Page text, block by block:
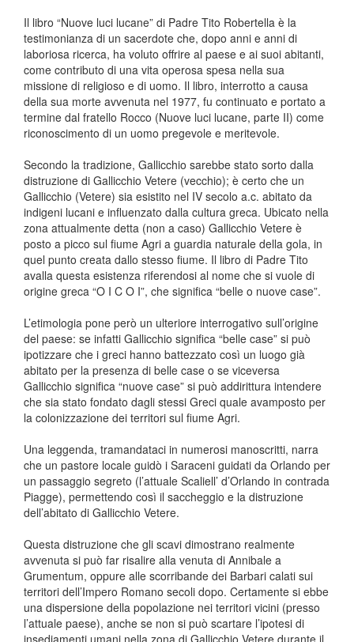
Il libro “Nuove luci lucane” di Padre Tito Robertella è la
testimonianza di un sacerdote che, dopo anni e anni di
laboriosa ricerca, ha voluto offrire al paese e ai suoi abitanti,
come contributo di una vita operosa spesa nella sua
missione di religioso e di uomo. Il libro, interrotto a causa
della sua morte avvenuta nel 1977, fu continuato e portato a
termine dal fratello Rocco (Nuove luci lucane, parte II) come
riconoscimento di un uomo pregevole e meritevole.
Secondo la tradizione, Gallicchio sarebbe stato sorto dalla
distruzione di Gallicchio Vetere (vecchio); è certo che un
Gallicchio (Vetere) sia esistito nel IV secolo a.c. abitato da
indigeni lucani e influenzato dalla cultura greca. Ubicato nella
zona attualmente detta (non a caso) Gallicchio Vetere è
posto a picco sul fiume Agri a guardia naturale della gola, in
quel punto creata dallo stesso fiume. Il libro di Padre Tito
avalla questa esistenza riferendosi al nome che si vuole di
origine greca “O I C O I”, che significa “belle o nuove case”.
L’etimologia pone però un ulteriore interrogativo sull’origine
del paese: se infatti Gallicchio significa “belle case” si può
ipotizzare che i greci hanno battezzato così un luogo già
abitato per la presenza di belle case o se viceversa
Gallicchio significa “nuove case” si può addirittura intendere
che sia stato fondato dagli stessi Greci quale avamposto per
la colonizzazione dei territori sul fiume Agri.
Una leggenda, tramandataci in numerosi manoscritti, narra
che un pastore locale guidò i Saraceni guidati da Orlando per
un passaggio segreto (l’attuale Scaliell’ d’Orlando in contrada
Piagge), permettendo così il saccheggio e la distruzione
dell’abitato di Gallicchio Vetere.
Questa distruzione che gli scavi dimostrano realmente
avvenuta si può far risalire alla venuta di Annibale a
Grumentum, oppure alle scorribande dei Barbari calati sui
territori dell’Impero Romano secoli dopo. Certamente si ebbe
una dispersione della popolazione nei territori vicini (presso
l’attuale paese), anche se non si può scartare l’ipotesi di